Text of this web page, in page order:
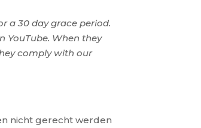
a 30 day grace period.
YouTube. When they
comply with our
nicht gerecht werden